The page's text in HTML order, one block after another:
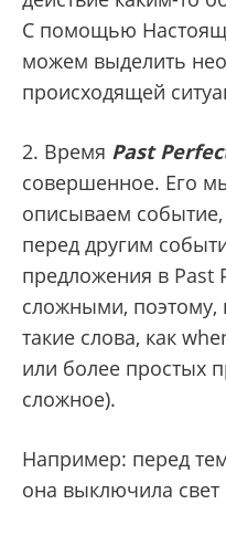
С помощью
можем выделить
происходящей
2. Время Past
совершенное. Его
описываем
перед другим
предложения в Past
сложными, поэтому,
такие слова, как
или более простых
сложное).
Например: перед
она выключила свет